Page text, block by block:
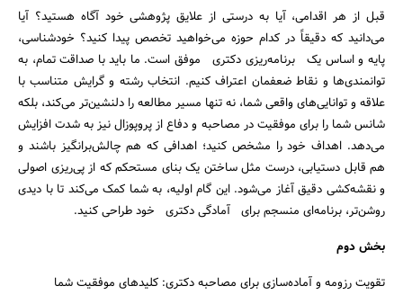
قبل از هر اقدامی، آیا به درستی از علایق پژوهشی خود آگاه هستید؟ آیا
می‌دانید که دقیقاً در کدام حوزه می‌خواهید تخصص پیدا کنید؟ خودشناسی،
پایه و اساس یک برنامه‌ریزی دکتری موفق است. ما باید با صداقت تمام، به
توانمندی‌ها و نقاط ضعفمان اعتراف کنیم. انتخاب رشته و گرایش متناسب با
علاقه و توانایی‌های واقعی شما، نه تنها مسیر مطالعه را دلنشین‌تر می‌کند، بلکه
شانس شما را برای موفقیت در مصاحبه و دفاع از پروپوزال نیز به شدت افزایش
می‌دهد. اهداف خود را مشخص کنید؛ اهدافی که هم چالش‌برانگیز باشند و
هم قابل دستیابی، درست مثل ساختن یک بنای مستحکم که از پی‌ریزی اصولی
و نقشه‌کشی دقیق آغاز می‌شود. این گام اولیه، به شما کمک می‌کند تا با دیدی
روشن‌تر، برنامه‌ای منسجم برای آمادگی دکتری خود طراحی کنید.
بخش دوم
تقویت رزومه و آماده‌سازی برای مصاحبه دکتری: کلیدهای موفقیت شما